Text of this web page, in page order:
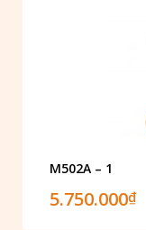
M502A – 1
5.750.000₫